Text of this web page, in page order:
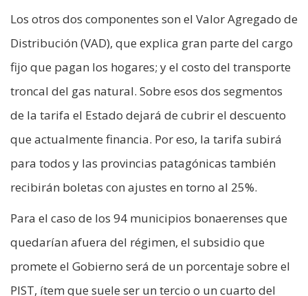
Los otros dos componentes son el Valor Agregado de
Distribución (VAD), que explica gran parte del cargo
fijo que pagan los hogares; y el costo del transporte
troncal del gas natural. Sobre esos dos segmentos
de la tarifa el Estado dejará de cubrir el descuento
que actualmente financia. Por eso, la tarifa subirá
para todos y las provincias patagónicas también
recibirán boletas con ajustes en torno al 25%.
Para el caso de los 94 municipios bonaerenses que
quedarían afuera del régimen, el subsidio que
promete el Gobierno será de un porcentaje sobre el
PIST, ítem que suele ser un tercio o un cuarto del